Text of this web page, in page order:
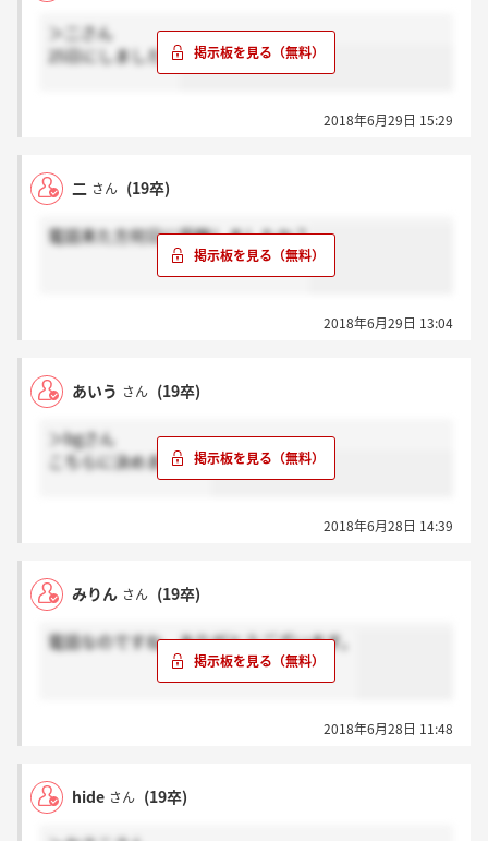
＞二さん
25日にしました！
2018年6月29日 15:29
二 さん (19卒)
電話来た方何日に受験しましたか？
2018年6月29日 13:04
あいう さん (19卒)
＞bgさん
こちらに決めますか？
2018年6月28日 14:39
みりん さん (19卒)
電話なのですね。ありがとうございます。
2018年6月28日 11:48
hide さん (19卒)